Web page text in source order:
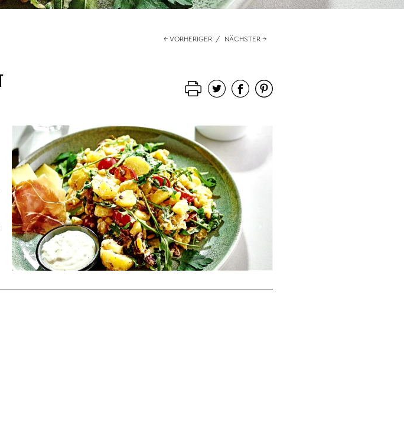
← VORHERIGER / NÄCHSTER →